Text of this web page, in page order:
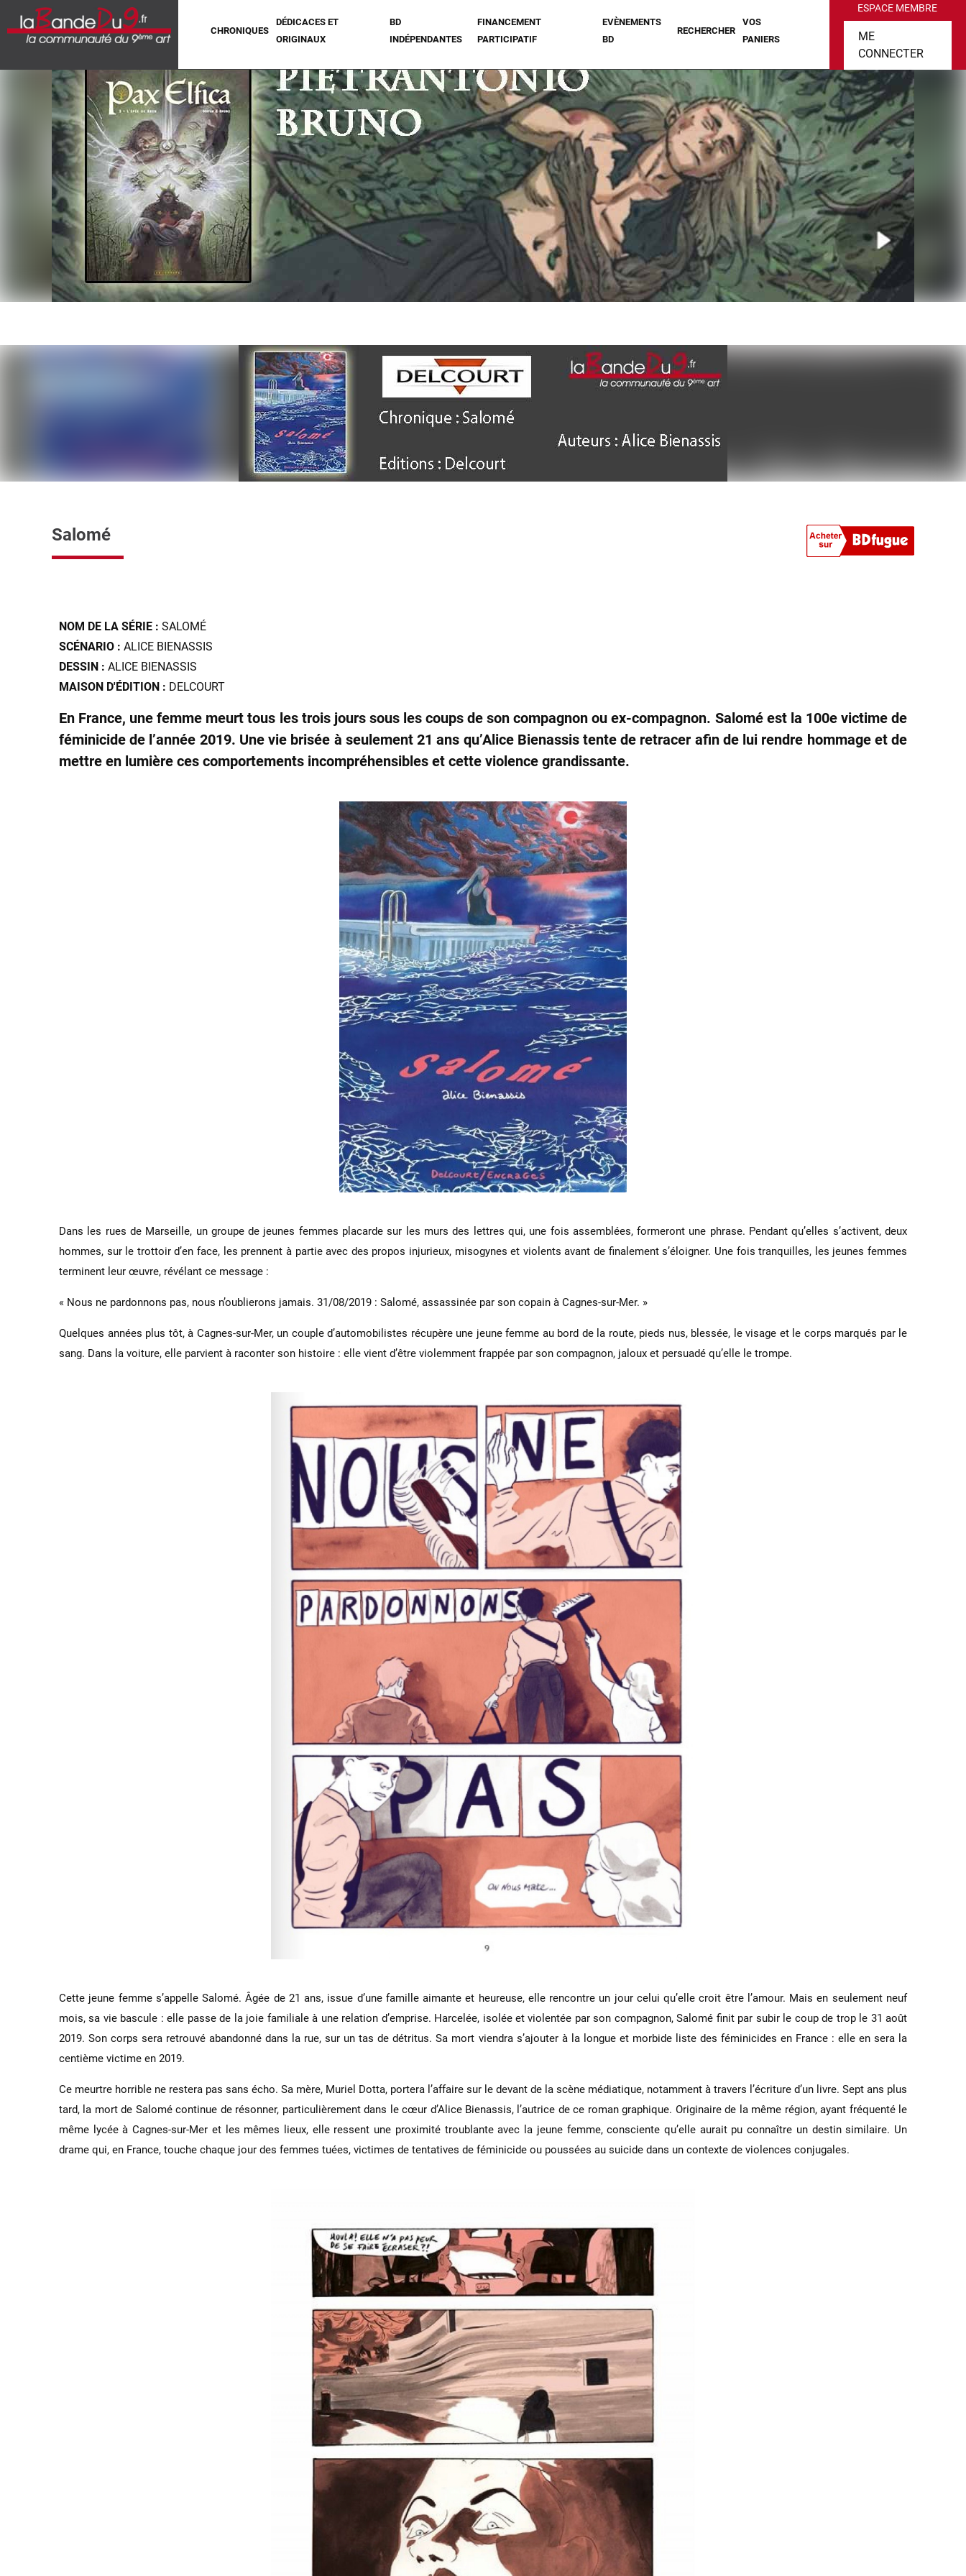
CHRONIQUES
DÉDICACES ET
ORIGINAUX
BD
INDÉPENDANTES
FINANCEMENT
PARTICIPATIF
EVÈNEMENTS
BD
RECHERCHER
VOS
PANIERS
ESPACE MEMBRE
ME
CONNECTER
Salomé
NOM DE LA SÉRIE : SALOMÉ
SCÉNARIO : ALICE BIENASSIS
DESSIN : ALICE BIENASSIS
MAISON D'ÉDITION : DELCOURT
En France, une femme meurt tous les trois jours sous les coups de son compagnon ou ex-compagnon. Salomé est la 100e victime de
féminicide de l’année 2019. Une vie brisée à seulement 21 ans qu’Alice Bienassis tente de retracer afin de lui rendre hommage et de
mettre en lumière ces comportements incompréhensibles et cette violence grandissante.
Dans les rues de Marseille, un groupe de jeunes femmes placarde sur les murs des lettres qui, une fois assemblées, formeront une phrase. Pendant qu’elles s’activent, deux
hommes, sur le trottoir d’en face, les prennent à partie avec des propos injurieux, misogynes et violents avant de finalement s’éloigner. Une fois tranquilles, les jeunes femmes
terminent leur œuvre, révélant ce message :
« Nous ne pardonnons pas, nous n’oublierons jamais. 31/08/2019 : Salomé, assassinée par son copain à Cagnes-sur-Mer. »
Quelques années plus tôt, à Cagnes-sur-Mer, un couple d’automobilistes récupère une jeune femme au bord de la route, pieds nus, blessée, le visage et le corps marqués par le
sang. Dans la voiture, elle parvient à raconter son histoire : elle vient d’être violemment frappée par son compagnon, jaloux et persuadé qu’elle le trompe.
Cette jeune femme s’appelle Salomé. Âgée de 21 ans, issue d’une famille aimante et heureuse, elle rencontre un jour celui qu’elle croit être l’amour. Mais en seulement neuf
mois, sa vie bascule : elle passe de la joie familiale à une relation d’emprise. Harcelée, isolée et violentée par son compagnon, Salomé finit par subir le coup de trop le 31 août
2019. Son corps sera retrouvé abandonné dans la rue, sur un tas de détritus. Sa mort viendra s’ajouter à la longue et morbide liste des féminicides en France : elle en sera la
centième victime en 2019.
Ce meurtre horrible ne restera pas sans écho. Sa mère, Muriel Dotta, portera l’affaire sur le devant de la scène médiatique, notamment à travers l’écriture d’un livre. Sept ans plus
tard, la mort de Salomé continue de résonner, particulièrement dans le cœur d’Alice Bienassis, l’autrice de ce roman graphique. Originaire de la même région, ayant fréquenté le
même lycée à Cagnes-sur-Mer et les mêmes lieux, elle ressent une proximité troublante avec la jeune femme, consciente qu’elle aurait pu connaître un destin similaire. Un
drame qui, en France, touche chaque jour des femmes tuées, victimes de tentatives de féminicide ou poussées au suicide dans un contexte de violences conjugales.